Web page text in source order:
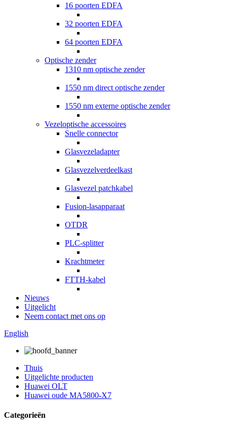
16 poorten EDFA
32 poorten EDFA
64 poorten EDFA
Optische zender
1310 nm optische zender
1550 nm direct optische zender
1550 nm externe optische zender
Vezeloptische accessoires
Snelle connector
Glasvezeladapter
Glasvezelverdeelkast
Glasvezel patchkabel
Fusion-lasapparaat
OTDR
PLC-splitter
Krachtmeter
FTTH-kabel
Nieuws
Uitgelicht
Neem contact met ons op
English
Thuis
Uitgelichte producten
Huawei OLT
Huawei oude MA5800-X7
Categorieën